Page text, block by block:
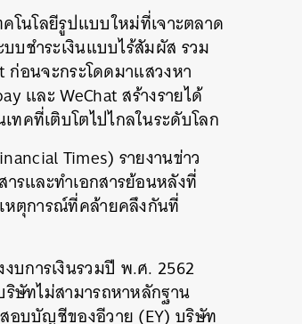
นโลยีรูปแบบใหม่ที่เจาะตลาด
บชำระเงินแบบไร้สัมผัส รวม
อนจะกระโดดมาแสวงหา
และ WeChat สร้างรายได้
คที่เติบโตไปไกลในระดับโลก
Times) รายงานข่าว
รและทำเอกสารย้อนหลังที่
หตุการณ์ที่คล้ายคลึงกันที่
บการเงินรวมปี พ.ศ. 2562
ษัทไม่สามารถหาหลักฐาน
อบบัญชีของอีวาย (EY) บริษัท